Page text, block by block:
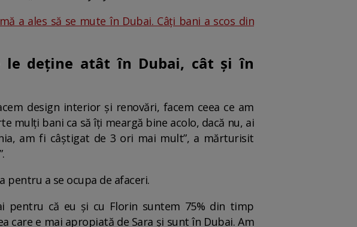
a ales să se mute în Dubai. Câți bani a scos din
le deține atât în Dubai, cât și în
design interior și renovări, facem ceea ce am
mulți bani ca să îți meargă bine acolo, dacă nu, ai
am fi câștigat de 3 ori mai mult”, a mărturisit
pentru a se ocupa de afaceri.
pentru că eu și cu Florin suntem 75% din timp
care e mai apropiată de Sara și sunt în Dubai. Am